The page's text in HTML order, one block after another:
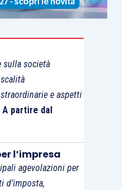
sulla società
e aspetti
A partire dal
l’impresa
agevolazioni per
d’imposta,